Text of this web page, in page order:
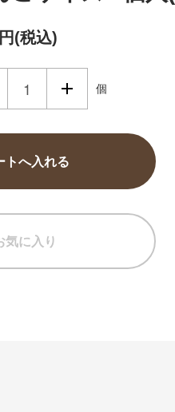
(税込)
個
トへ入れる
気に入り